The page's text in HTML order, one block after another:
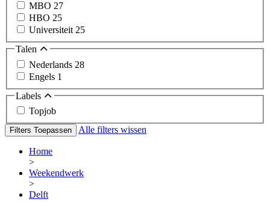
MBO 27
HBO 25
Universiteit 25
Talen
Nederlands 28
Engels 1
Labels
Topjob
Filters Toepassen Alle filters wissen
Home
>
Weekendwerk
>
Delft